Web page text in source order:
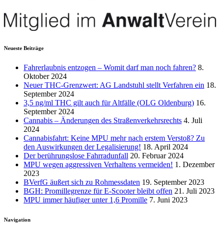
Neueste Beiträge
Fahrerlaubnis entzogen – Womit darf man noch fahren? 8.
Oktober 2024
Neuer THC-Grenzwert: AG Landstuhl stellt Verfahren ein 18.
September 2024
3,5 ng/ml THC gilt auch für Altfälle (OLG Oldenburg) 16.
September 2024
Cannabis – Änderungen des Straßenverkehrsrechts 4. Juli
2024
Cannabisfahrt: Keine MPU mehr nach erstem Verstoß? Zu
den Auswirkungen der Legalisierung! 18. April 2024
Der berührungslose Fahrradunfall 20. Februar 2024
MPU wegen aggressiven Verhaltens vermeiden! 1. Dezember
2023
BVerfG äußert sich zu Rohmessdaten 19. September 2023
BGH: Promillegrenze für E-Scooter bleibt offen 21. Juli 2023
MPU immer häufiger unter 1,6 Promille 7. Juni 2023
Navigation